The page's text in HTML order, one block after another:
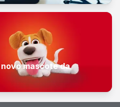
mascote da